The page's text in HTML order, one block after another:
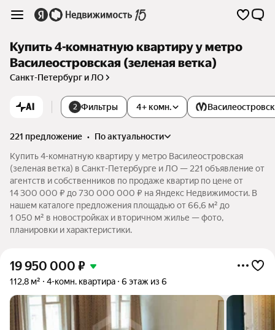
Купить 4-комнатную квартиру у метро
Василеостровская (зеленая ветка)
Санкт-Петербург и ЛО
AI 2 Фильтры 4+ комн.
221 предложение •
по актуальности
Купить 4-комнатную квартиру у метро Василеостровская
(зеленая ветка) в Санкт-Петербурге и ЛО — 221 объявление от
агентств и собственников по продаже квартир по цене от
14 300 000 ₽ до 730 000 000 ₽ на Яндекс Недвижимости. В
нашем каталоге предложения площадью от 66,6 м² до
1 050 м² в новостройках и вторичном жилье — фото,
планировки и характеристики.
19 950 000 ₽
112,8 м² 4-комн. квартира 6 этаж из 6